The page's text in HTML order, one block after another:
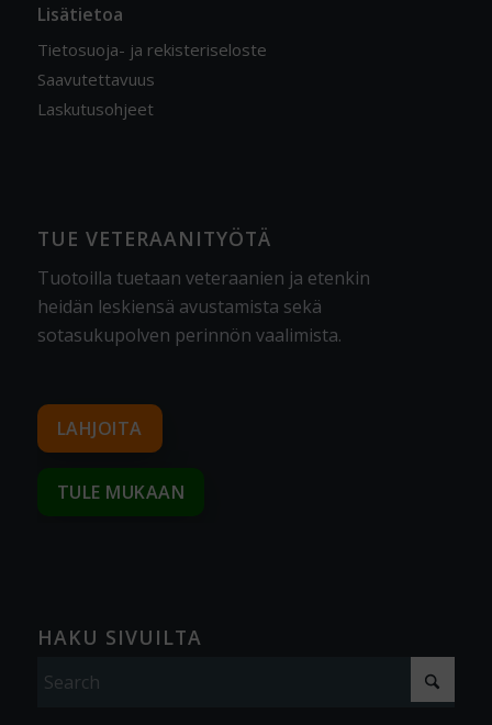
Lisätietoa
Tietosuoja- ja rekisteriseloste
Saavutettavuus
Laskutusohjeet
TUE VETERAANITYÖTÄ
Tuotoilla tuetaan veteraanien ja etenkin
heidän leskiensä avustamista sekä
sotasukupolven perinnön vaalimista.
LAHJOITA
TULE MUKAAN
HAKU SIVUILTA